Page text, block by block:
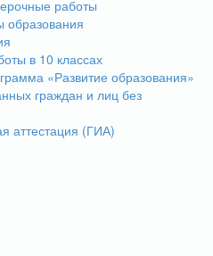
работы
образования
в 10 классах
«Развитие образования»
граждан и лиц без
аттестация (ГИА)